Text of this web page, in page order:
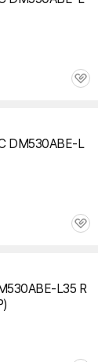
관
DM530ABE-L
관
L35 R